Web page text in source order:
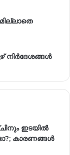
നിര്‍ദേശങ്ങള്‍
ഇടയിൽ
കാരണങ്ങള്‍